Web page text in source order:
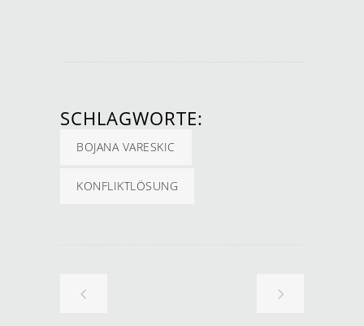
SCHLAGWORTE:
BOJANA VARESKIC
KONFLIKTLÖSUNG